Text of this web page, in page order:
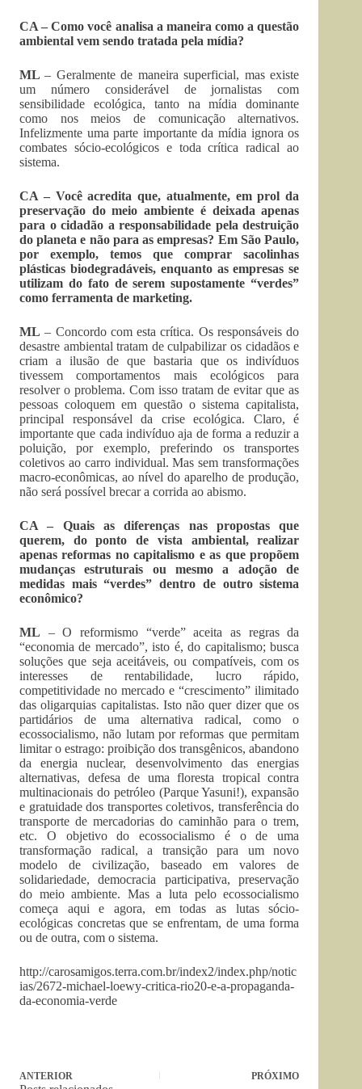
CA – Como você analisa a maneira como a questão
ambiental vem sendo tratada pela mídia?
ML– Geralmente de maneira superficial, mas existe
um número considerável de jornalistas com
sensibilidade ecológica, tanto na mídia dominante
como nos meios de comunicação alternativos.
Infelizmente uma parte importante da mídia ignora os
combates sócio-ecológicos e toda crítica radical ao
sistema.
CA – Você acredita que, atualmente, em prol da
preservação do meio ambiente é deixada apenas
para o cidadão a responsabilidade pela destruição
do planeta e não para as empresas? Em São Paulo,
por exemplo, temos que comprar sacolinhas
plásticas biodegradáveis, enquanto as empresas se
utilizam do fato de serem supostamente “verdes”
como ferramenta de marketing.
ML – Concordo com esta crítica. Os responsáveis do
desastre ambiental tratam de culpabilizar os cidadãos e
criam a ilusão de que bastaria que os indivíduos
tivessem comportamentos mais ecológicos para
resolver o problema. Com isso tratam de evitar que as
pessoas coloquem em questão o sistema capitalista,
principal responsável da crise ecológica. Claro, é
importante que cada indivíduo aja de forma a reduzir a
poluição, por exemplo, preferindo os transportes
coletivos ao carro individual. Mas sem transformações
macro-econômicas, ao nível do aparelho de produção,
não será possível brecar a corrida ao abismo.
CA – Quais as diferenças nas propostas que
querem, do ponto de vista ambiental, realizar
apenas reformas no capitalismo e as que propõem
mudanças estruturais ou mesmo a adoção de
medidas mais “verdes” dentro de outro sistema
econômico?
ML – O reformismo “verde” aceita as regras da
“economia de mercado”, isto é, do capitalismo; busca
soluções que seja aceitáveis, ou compatíveis, com os
interesses de rentabilidade, lucro rápido,
competitividade no mercado e “crescimento” ilimitado
das oligarquias capitalistas. Isto não quer dizer que os
partidários de uma alternativa radical, como o
ecossocialismo, não lutam por reformas que permitam
limitar o estrago: proibição dos transgênicos, abandono
da energia nuclear, desenvolvimento das energias
alternativas, defesa de uma floresta tropical contra
multinacionais do petróleo (Parque Yasuni!), expansão
e gratuidade dos transportes coletivos, transferência do
transporte de mercadorias do caminhão para o trem,
etc. O objetivo do ecossocialismo é o de uma
transformação radical, a transição para um novo
modelo de civilização, baseado em valores de
solidariedade, democracia participativa, preservação
do meio ambiente. Mas a luta pelo ecossocialismo
começa aqui e agora, em todas as lutas sócio-
ecológicas concretas que se enfrentam, de uma forma
ou de outra, com o sistema.
http://carosamigos.terra.com.br/index2/index.php/notic
ias/2672-michael-loewy-critica-rio20-e-a-propaganda-
da-economia-verde
ANTERIOR PRÓXIMO